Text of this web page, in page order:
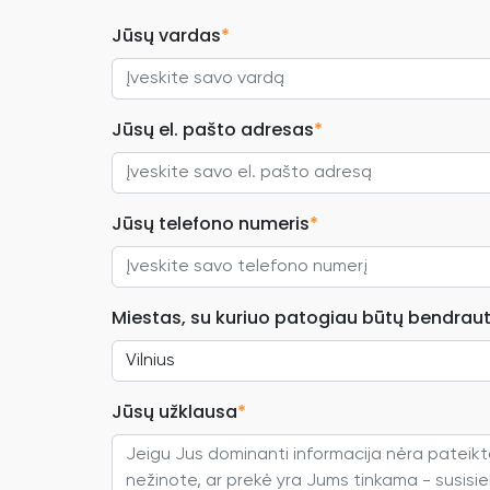
Jūsų vardas*
Jūsų el. pašto adresas*
Jūsų telefono numeris*
Miestas, su kuriuo patogiau būtų
Jūsų užklausa*